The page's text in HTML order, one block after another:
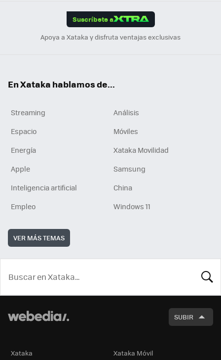
Suscríbete a
Apoya a Xataka y disfruta ventajas exclusivas
En Xataka hablamos de...
Streaming
Análisis
Espacio
Móviles
Energía
Xataka Movilidad
Apple
Samsung
Inteligencia artificial
China
Empleo
Windows 11
VER MÁS TEMAS
SUBIR
Xataka Xataka Móvil